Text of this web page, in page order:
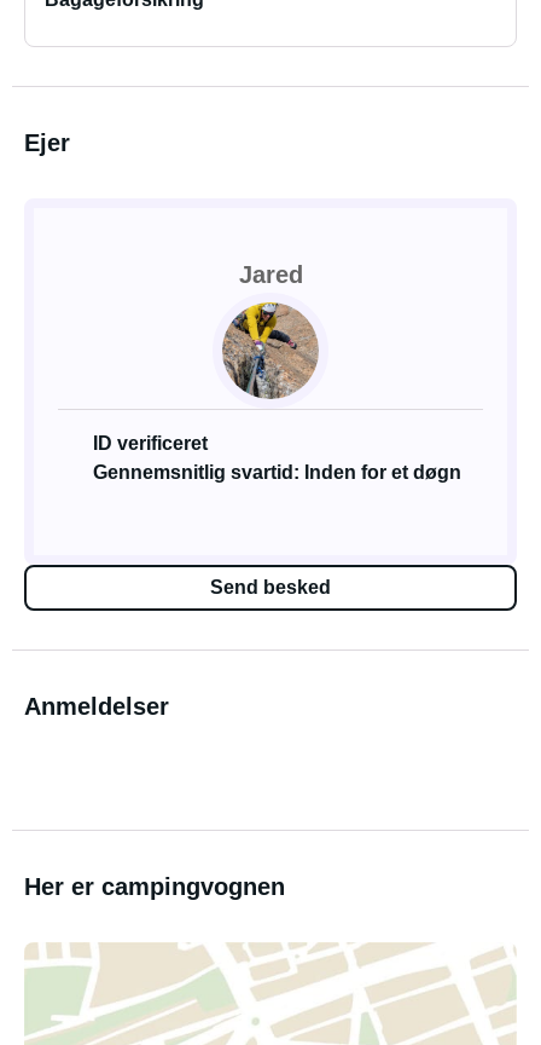
Ejer
Jared
ID verificeret
Gennemsnitlig svartid: Inden for et døgn
Send besked
Anmeldelser
Her er campingvognen